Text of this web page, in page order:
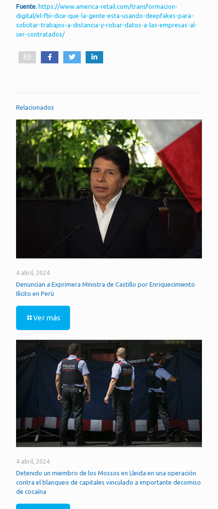
Fuente. https://www.america-retail.com/transformacion-
digital/el-fbi-dice-que-la-gente-esta-usando-deepfakes-para-
solicitar-trabajos-a-distancia-y-robar-datos-a-las-empresas-al-
ser-contratados/
Relacionados
4 abril, 2024
Denuncian a Exprimera Ministra de Castillo por Enriquecimiento
Ilícito en Perú
Ver más
4 abril, 2024
Detenido un miembro de los Mossos en Lleida en una operación
contra el blanqueo de capitales vinculado a importante decomiso
de cocaína